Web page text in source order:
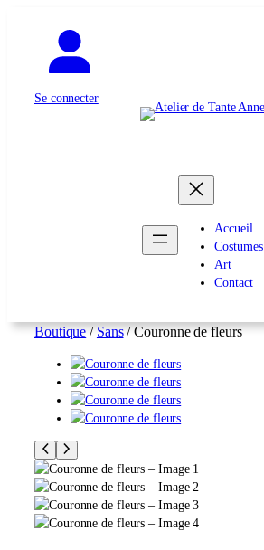
Se connecter
Accueil
Costumes
Art
Contact
Boutique/Sans/ Couronne de fleurs